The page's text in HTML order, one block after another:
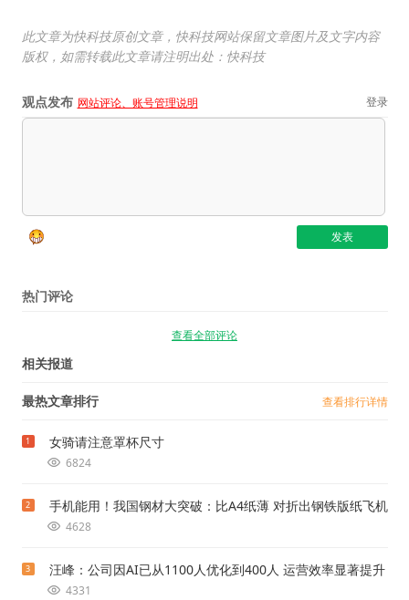
此文章为快科技原创文章，快科技网站保留文章图片及文字内容
版权，如需转载此文章请注明出处：快科技
观点发布 网站评论、账号管理说明 登录
热门评论
查看全部评论
相关报道
最热文章排行 查看排行详情
1 女骑请注意罩杯尺寸
6824
2 手机能用！我国钢材大突破：比A4纸薄 对折出钢铁版纸飞机
4628
3 汪峰：公司因AI已从1100人优化到400人 运营效率显著提升
4331